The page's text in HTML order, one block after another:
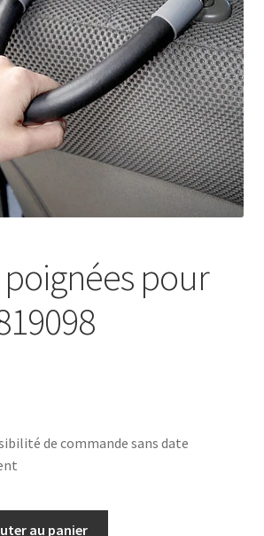
poignées pour
de commande sans date
au panier